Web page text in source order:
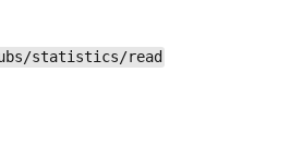
statistics/read